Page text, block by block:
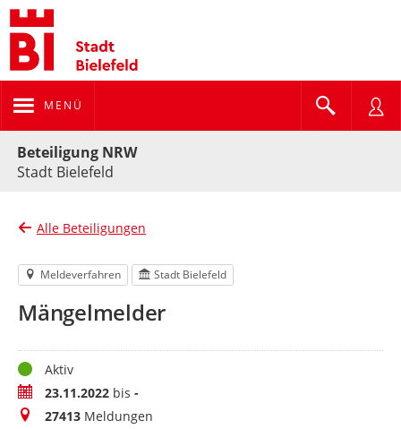
MENÜ
Beteiligung NRW
Stadt Bielefeld
Alle Beteiligungen
Meldeverfahren Stadt Bielefeld
Mängelmelder
StatusAktiv
Zeitraum23.11.2022 bis -
Meldungen
27413 Meldungen